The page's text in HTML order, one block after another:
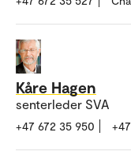
Kåre Hagen
senterleder SVA
+47 672 35 950